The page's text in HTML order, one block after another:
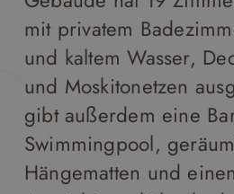
mit privatem
und kaltem Wasser,
und Moskitonetzen
gibt außerdem eine
Swimmingpool,
Hängematten und